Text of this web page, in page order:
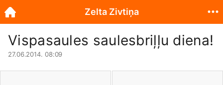
Vispasaules saulesbriļļu diena!
27.06.2014. 08:09
Zelta Zivtiņa